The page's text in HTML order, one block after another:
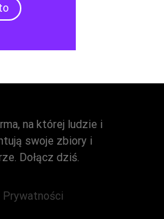
na której ludzie i
swoje zbiory i
Dołącz dziś.